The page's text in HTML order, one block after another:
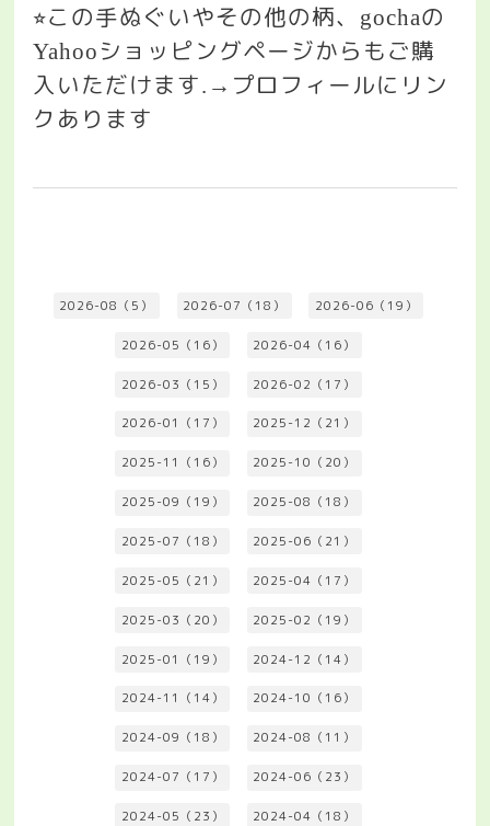
⭐︎この手ぬぐいやその他の柄、 gochaの
Yahoo ショッピングページからもご購
入いただけます.→ プロフィールにリン
クあります
2026-08（5） 2026-07（18） 2026-06（19）
2026-05（16） 2026-04（16）
2026-03（15） 2026-02（17）
2026-01（17） 2025-12（21）
2025-11（16） 2025-10（20）
2025-09（19） 2025-08（18）
2025-07（18） 2025-06（21）
2025-05（21） 2025-04（17）
2025-03（20） 2025-02（19）
2025-01（19） 2024-12（14）
2024-11（14） 2024-10（16）
2024-09（18） 2024-08（11）
2024-07（17） 2024-06（23）
2024-05（23） 2024-04（18）